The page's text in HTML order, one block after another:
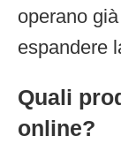
operano
espandere
Quali
online?